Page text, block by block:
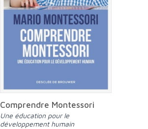
Comprendre Montessori
Une éducation pour le
développement humain